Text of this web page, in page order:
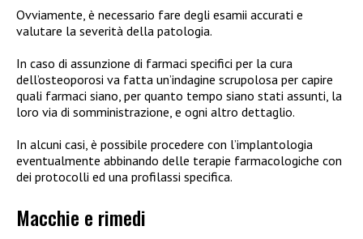
Ovviamente, è necessario fare degli esamii accurati e
valutare la severità della patologia.
In caso di assunzione di farmaci specifici per la cura
dell’osteoporosi va fatta un’indagine scrupolosa per capire
quali farmaci siano, per quanto tempo siano stati assunti, la
loro via di somministrazione, e ogni altro dettaglio.
In alcuni casi, è possibile procedere con l’implantologia
eventualmente abbinando delle terapie farmacologiche con
dei protocolli ed una profilassi specifica.
Macchie e rimedi